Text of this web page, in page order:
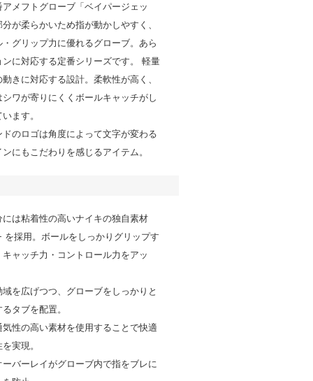
メフトグローブ「ベイパージェッ
が柔らかいため指が動かしやすく、
グリップ力に優れるグローブ。あら
ンに対応する定番シリーズです。 軽量
きに対応する設計。柔軟性が高く、
ワが寄りにくくボールキャッチがし
ます。
のロゴは角度によって文字が変わる
にもこだわりを感じるアイテム。
は粘着性の高いナイキの独自素材
を採用。ボールをしっかりグリップす
キャッチ力・コントロール力をアッ
を広げつつ、グローブをしっかりと
タブを配置。
性の高い素材を使用することで快適
実現。
バーレイがグローブ内で指をブレに